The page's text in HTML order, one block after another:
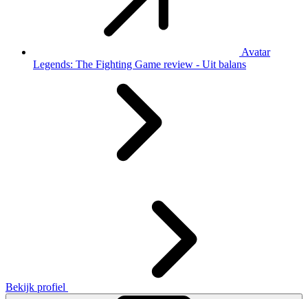
Avatar
Legends: The Fighting Game review - Uit balans
Bekijk profiel